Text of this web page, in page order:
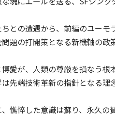
との遭遇から、前編のユー
題の打開策となる新機軸の政
愛が、人類の尊厳を損なう根
先端技術革新の指針となる理
憔悴した意識は蘇り、永久の